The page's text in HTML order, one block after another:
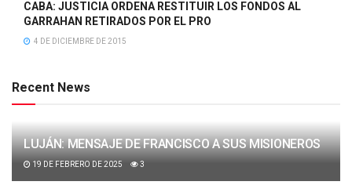
CABA: JUSTICIA ORDENA RESTITUIR LOS FONDOS AL
GARRAHAN RETIRADOS POR EL PRO
4 DE DICIEMBRE DE 2015
Recent News
LUJÁN: MENSAJE DE FRANCISCO A SUS MISIONEROS
19 DE FEBRERO DE 2025 3